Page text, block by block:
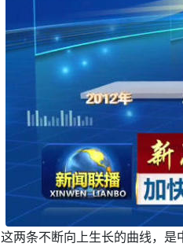
这两条不断向上生长的曲线，是